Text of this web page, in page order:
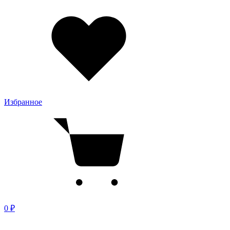
Избранное
0 ₽